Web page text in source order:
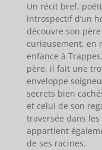
Un récit bref,
introspectif d’un
découvre son
curieusement, en
enfance à
père, il fait une
enveloppe
secrets bien
et celui de son
traversée dans
appartient
de ses racines.